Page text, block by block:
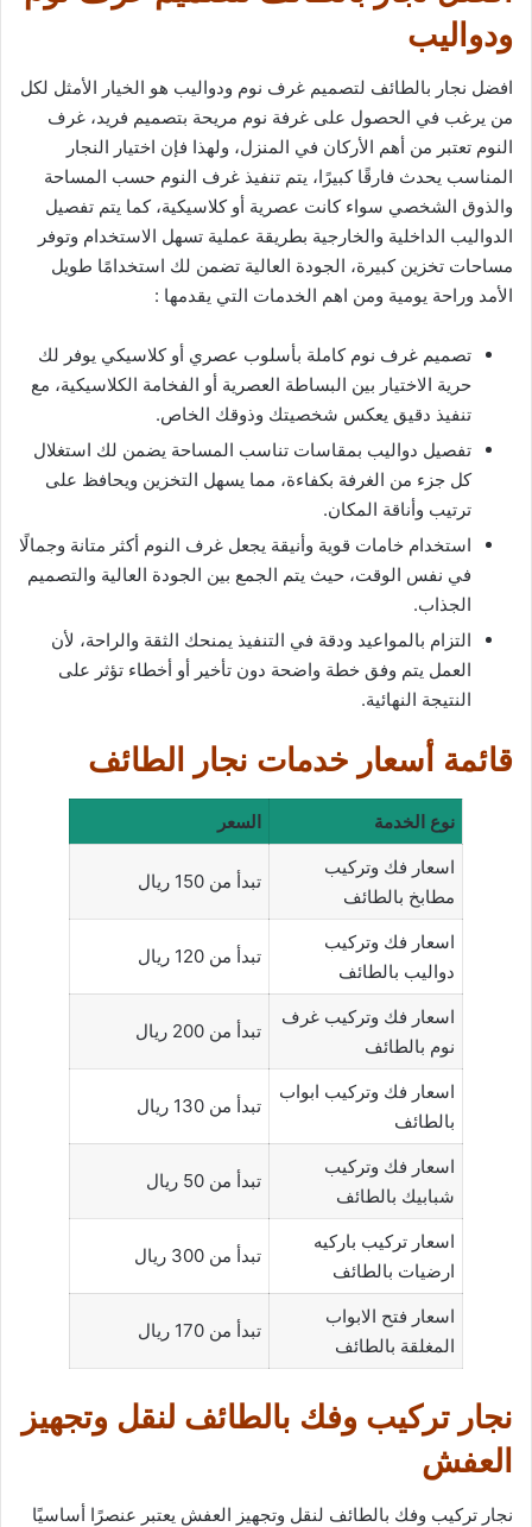
ودواليب
افضل نجار بالطائف لتصميم غرف نوم ودواليب هو الخيار الأمثل لكل
من يرغب في الحصول على غرفة نوم مريحة بتصميم فريد، غرف
النوم تعتبر من أهم الأركان في المنزل، ولهذا فإن اختيار النجار
المناسب يحدث فارقًا كبيرًا، يتم تنفيذ غرف النوم حسب المساحة
والذوق الشخصي سواء كانت عصرية أو كلاسيكية، كما يتم تفصيل
الدواليب الداخلية والخارجية بطريقة عملية تسهل الاستخدام وتوفر
مساحات تخزين كبيرة، الجودة العالية تضمن لك استخدامًا طويل
الأمد وراحة يومية ومن اهم الخدمات التي يقدمها :
تصميم غرف نوم كاملة بأسلوب عصري أو كلاسيكي يوفر لك
حرية الاختيار بين البساطة العصرية أو الفخامة الكلاسيكية، مع
تنفيذ دقيق يعكس شخصيتك وذوقك الخاص.
تفصيل دواليب بمقاسات تناسب المساحة يضمن لك استغلال
كل جزء من الغرفة بكفاءة، مما يسهل التخزين ويحافظ على
ترتيب وأناقة المكان.
استخدام خامات قوية وأنيقة يجعل غرف النوم أكثر متانة وجمالًا
في نفس الوقت، حيث يتم الجمع بين الجودة العالية والتصميم
الجذاب.
التزام بالمواعيد ودقة في التنفيذ يمنحك الثقة والراحة، لأن
العمل يتم وفق خطة واضحة دون تأخير أو أخطاء تؤثر على
النتيجة النهائية.
قائمة أسعار خدمات نجار الطائف
نوع الخدمة
السعر
اسعار فك وتركيب
مطابخ بالطائف
تبدأ من 150 ريال
اسعار فك وتركيب
دواليب بالطائف
تبدأ من 120 ريال
اسعار فك وتركيب غرف
نوم بالطائف
تبدأ من 200 ريال
اسعار فك وتركيب ابواب
بالطائف
تبدأ من 130 ريال
اسعار فك وتركيب
شبابيك بالطائف
تبدأ من 50 ريال
اسعار تركيب باركيه
ارضيات بالطائف
تبدأ من 300 ريال
اسعار فتح الابواب
المغلقة بالطائف
تبدأ من 170 ريال
نجار تركيب وفك بالطائف لنقل وتجهيز
العفش
نجار تركيب وفك بالطائف لنقل وتجهيز العفش يعتبر عنصرًا أساسيًا